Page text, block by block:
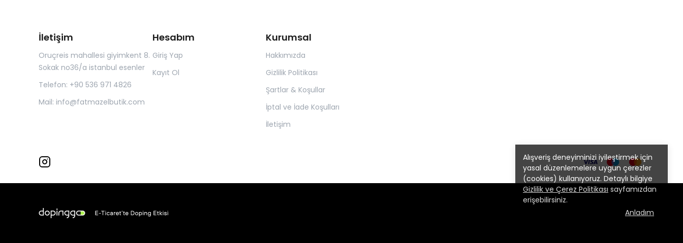
Alışveriş deneyiminizi iyileştirmek için
yasal düzenlemelere uygun çerezler
(cookies) kullanıyoruz. Detaylı bilgiye
Gizlilik ve Çerez Politikası sayfamızdan
erişebilirsiniz.
Anladım
İletişim
Oruçreis mahallesi giyimkent 8.
Sokak no36/a istanbul esenler
Telefon: +90 536 971 4826
Mail: info@fatmazelbutik.com
Hesabım
Giriş Yap
Kayıt Ol
Kurumsal
Hakkımızda
Gizlilik Politikası
Şartlar & Koşullar
İptal ve İade Koşulları
İletişim